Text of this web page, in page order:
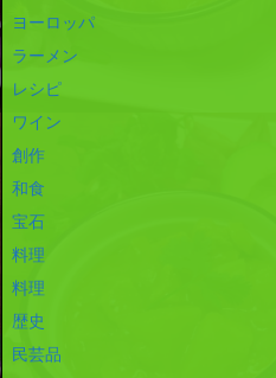
ヨーロッパ
ラーメン
レシピ
ワイン
創作
和食
宝石
料理
料理
歴史
民芸品